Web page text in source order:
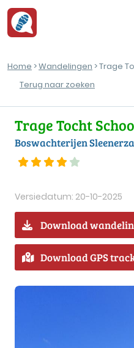
Home >Wandelingen > Trage
Terug naar zoeken
Trage Tocht
Boswachterijen
Versiedatum: 20-10-2025
Download
Download GPS